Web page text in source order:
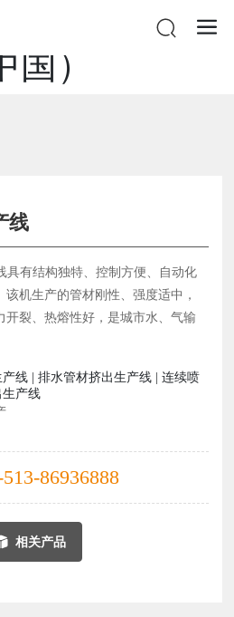
线登录官网入
）
线
具有结构独特、控制方便、自动化
机生产的管材刚性、强度适中，
开裂、热熔性好，是城市水、气输
线 | 排水管材挤出生产线 | 连续喷
生产线
86936888
相关产品